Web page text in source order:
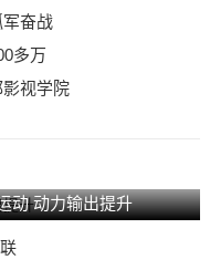
奋战
多万
视学院
动 动力输出提升